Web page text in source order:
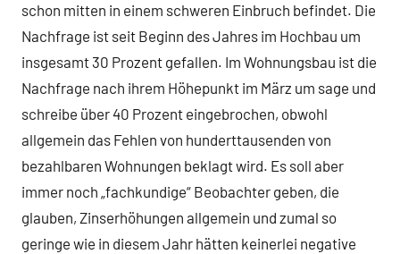
schon mitten in einem schweren Einbruch befindet. Die
Nachfrage ist seit Beginn des Jahres im Hochbau um
insgesamt 30 Prozent gefallen. Im Wohnungsbau ist die
Nachfrage nach ihrem Höhepunkt im März um sage und
schreibe über 40 Prozent eingebrochen, obwohl
allgemein das Fehlen von hunderttausenden von
bezahlbaren Wohnungen beklagt wird. Es soll aber
immer noch „fachkundige“ Beobachter geben, die
glauben, Zinserhöhungen allgemein und zumal so
geringe wie in diesem Jahr hätten keinerlei negative